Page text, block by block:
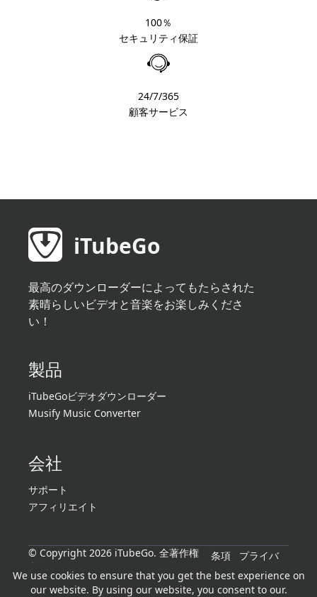
100％
セキュリティ保証
24/7/365
顧客サービス
iTubeGo
最高のダウンローダーによってもたらされた
素晴らしいビデオと音楽をお楽しみくださ
い！
製品
iTubeGoビデオダウンローダー
Musify Music Converter
会社
サポート
アフィリエイト
© Copyright 2026 iTubeGo. 全著作権
所有。
条項
プライバ
シー
We use cookies to ensure that you get the best experience on
our website. By using our website, you consent to our.